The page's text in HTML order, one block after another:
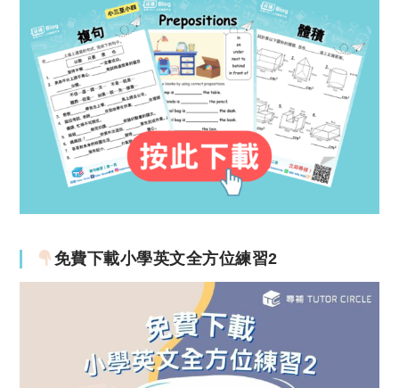
免費下載小學英文全方位練習2